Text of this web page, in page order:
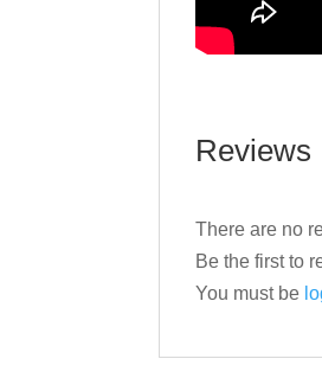
Reviews
There are no
Be the first to
You must be